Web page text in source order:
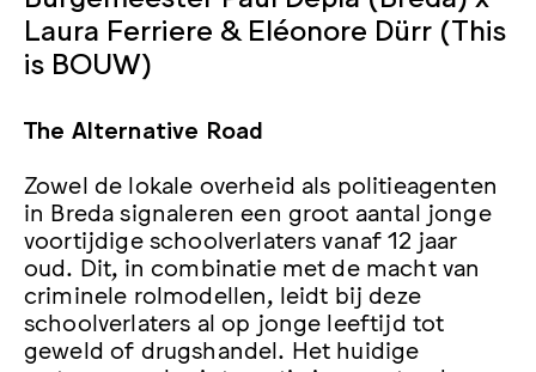
Laura Ferriere & Eléonore Dürr (This
is BOUW)
The Alternative Road
Zowel de lokale overheid als politieagenten
in Breda signaleren een groot aantal jonge
voortijdige schoolverlaters vanaf 12 jaar
oud. Dit, in combinatie met de macht van
criminele rolmodellen, leidt bij deze
schoolverlaters al op jonge leeftijd tot
geweld of drugshandel. Het huidige